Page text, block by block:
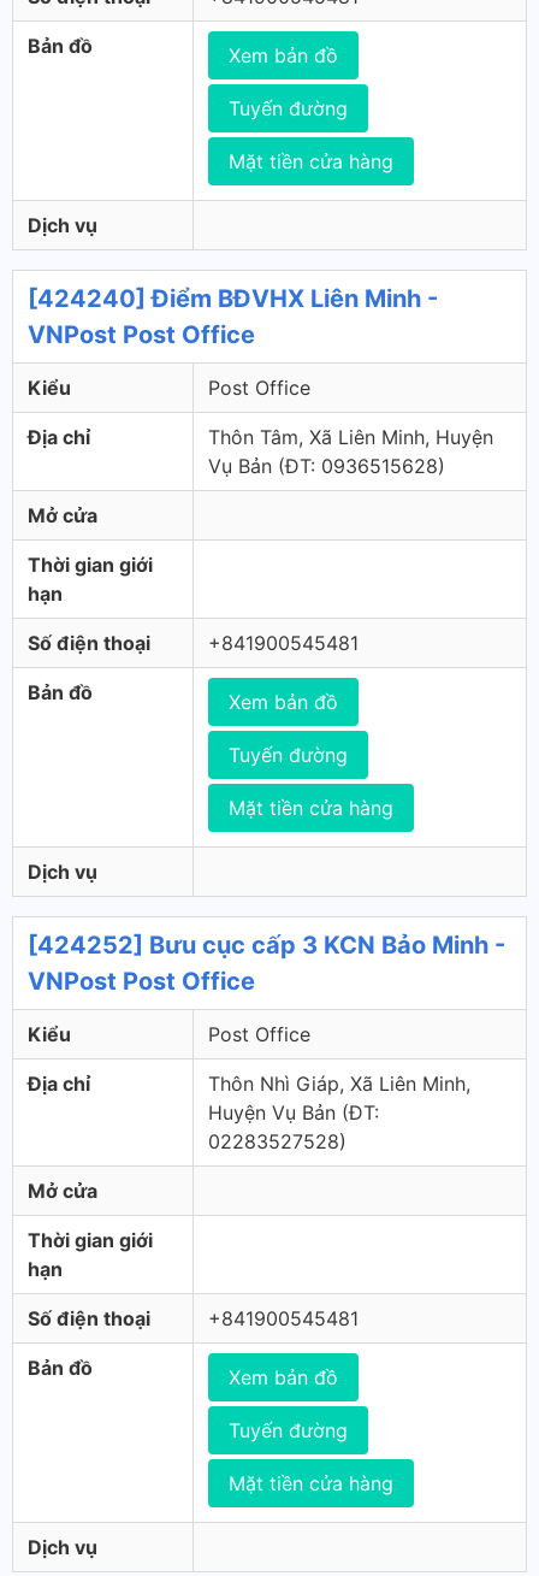
Bản đồ Xem bản đồ
Tuyến đường
Mặt tiền cửa hàng
Dịch vụ
[424240] Điểm BĐVHX Liên Minh -
VNPost Post Office
Kiểu Post Office
Địa chỉ
Thôn Tâm, Xã Liên Minh, Huyện
Vụ Bản (ÐT: 0936515628)
Mở cửa
Thời gian giới
hạn
Số điện thoại +841900545481
Bản đồ Xem bản đồ
Tuyến đường
Mặt tiền cửa hàng
Dịch vụ
[424252] Bưu cục cấp 3 KCN Bảo Minh -
VNPost Post Office
Kiểu Post Office
Địa chỉ
Thôn Nhì Giáp, Xã Liên Minh,
Huyện Vụ Bản (ÐT:
02283527528)
Mở cửa
Thời gian giới
hạn
Số điện thoại +841900545481
Bản đồ Xem bản đồ
Tuyến đường
Mặt tiền cửa hàng
Dịch vụ